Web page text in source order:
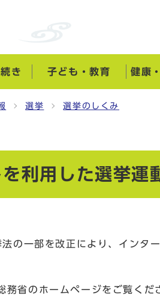
き 子ども・教育 健康
選挙 選挙のしくみ
利用した選挙運
の一部を改正により、インタ
務省のホームページをご覧くだ